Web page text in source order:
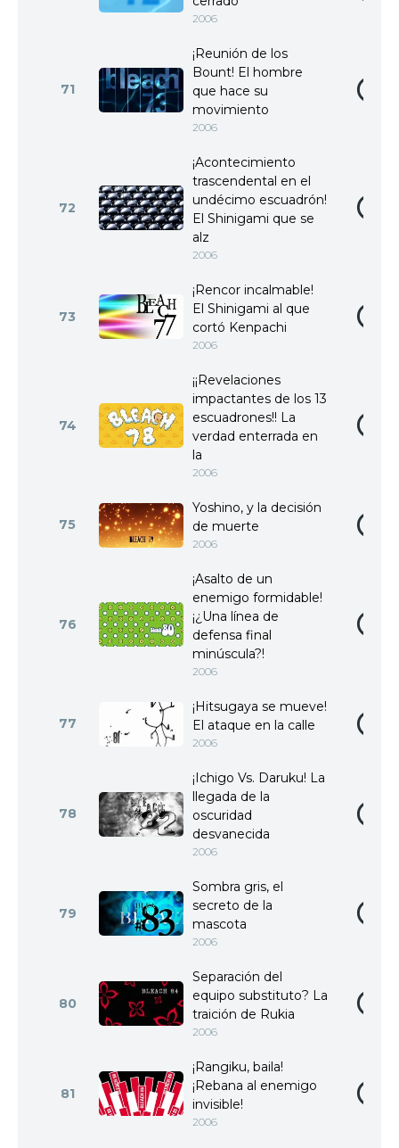
2006
71
¡Reunión de los
Bount! El hombre
que hace su
movimiento
2006
72
¡Acontecimiento
trascendental en el
undécimo escuadrón!
El Shinigami que se
alz
2006
73
¡Rencor incalmable!
El Shinigami al que
cortó Kenpachi
2006
74
¡¡Revelaciones
impactantes de los 13
escuadrones!! La
verdad enterrada en
la
2006
75
Yoshino, y la decisión
de muerte
2006
76
¡Asalto de un
enemigo formidable!
¡¿Una línea de
defensa final
minúscula?!
2006
77
¡Hitsugaya se mueve!
El ataque en la calle
2006
78
¡Ichigo Vs. Daruku! La
llegada de la
oscuridad
desvanecida
2006
79
Sombra gris, el
secreto de la
mascota
2006
80
Separación del
equipo substituto? La
traición de Rukia
2006
81
¡Rangiku, baila!
¡Rebana al enemigo
invisible!
2006